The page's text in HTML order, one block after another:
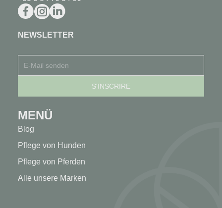
NEWSLETTER
MENÜ
Blog
Pflege von Hunden
Pflege von Pferden
Alle unsere Marken